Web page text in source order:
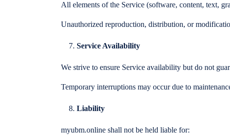
All elements of the Service (software, content, text,
Unauthorized reproduction, distribution, or
Service Availability
We strive to ensure Service availability but do not
Temporary interruptions may occur due to
Liability
myubm.online shall not be held liable for: